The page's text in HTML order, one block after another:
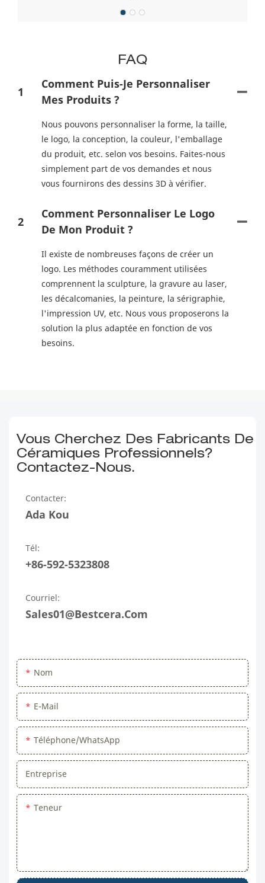
FAQ
1
Comment Puis-Je Personnaliser
Mes Produits ?
Nous pouvons personnaliser la forme, la taille,
le logo, la conception, la couleur, l'emballage
du produit, etc. selon vos besoins. Faites-nous
simplement part de vos demandes et nous
vous fournirons des dessins 3D à vérifier.
2
Comment Personnaliser Le Logo
De Mon Produit ?
Il existe de nombreuses façons de créer un
logo. Les méthodes couramment utilisées
comprennent la sculpture, la gravure au laser,
les décalcomanies, la peinture, la sérigraphie,
l'impression UV, etc. Nous vous proposerons la
solution la plus adaptée en fonction de vos
besoins.
Vous Cherchez Des Fabricants De
Céramiques Professionnels?
Contactez-Nous.
Contacter:
Ada Kou
Tél:
+86-592-5323808
Courriel:
Sales01@bestcera.com
Nom
E-Mail
Téléphone/WhatsApp
Entreprise
Teneur